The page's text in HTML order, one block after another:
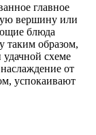
главное
вершину или
блюда
таким образом,
схеме
от
успокаивают